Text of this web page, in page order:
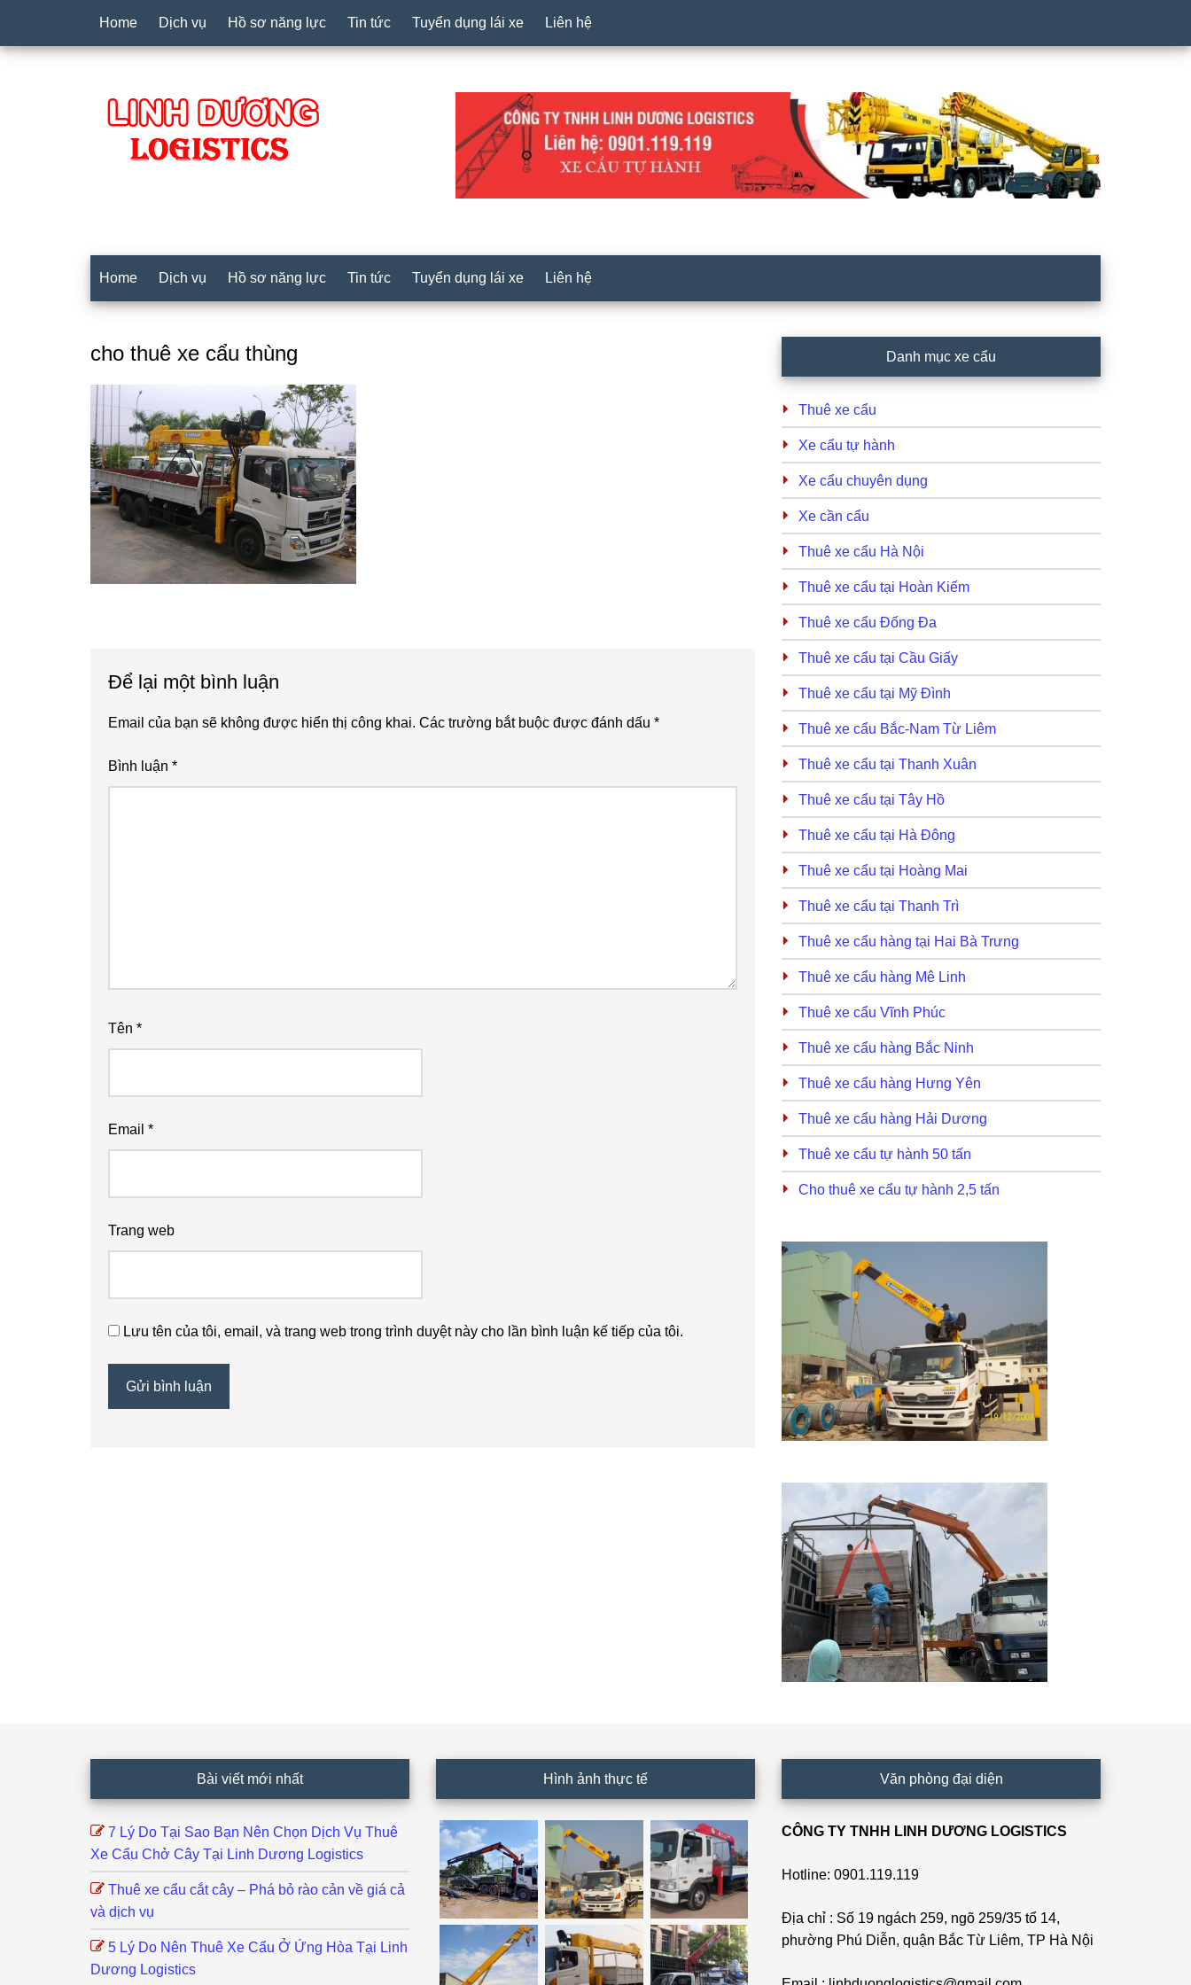
Home Dịch vụ Hồ sơ năng lực Tin tức Tuyển dụng lái xe Liên hệ
Home Dịch vụ Hồ sơ năng lực Tin tức Tuyển dụng lái xe Liên hệ
cho thuê xe cẩu thùng
Interactions
Để lại một bình luận
Email của bạn sẽ không được hiển thị công khai. Các trường bắt buộc được đánh dấu *
Bình luận *
Tên *
Email *
Trang web
Lưu tên của tôi, email, và trang web trong trình duyệt này cho lần bình luận kế tiếp của tôi.
Sidebar
Danh mục xe cẩu
Thuê xe cẩu
Xe cẩu tự hành
Xe cẩu chuyên dụng
Xe cần cẩu
Thuê xe cẩu Hà Nội
Thuê xe cẩu tại Hoàn Kiếm
Thuê xe cẩu Đống Đa
Thuê xe cẩu tại Cầu Giấy
Thuê xe cẩu tại Mỹ Đình
Thuê xe cẩu Bắc-Nam Từ Liêm
Thuê xe cẩu tại Thanh Xuân
Thuê xe cẩu tại Tây Hồ
Thuê xe cẩu tại Hà Đông
Thuê xe cẩu tại Hoàng Mai
Thuê xe cẩu tại Thanh Trì
Thuê xe cẩu hàng tại Hai Bà Trưng
Thuê xe cẩu hàng Mê Linh
Thuê xe cẩu Vĩnh Phúc
Thuê xe cẩu hàng Bắc Ninh
Thuê xe cẩu hàng Hưng Yên
Thuê xe cẩu hàng Hải Dương
Thuê xe cẩu tự hành 50 tấn
Cho thuê xe cẩu tự hành 2,5 tấn
Bài viết mới nhất
7 Lý Do Tại Sao Bạn Nên Chọn Dịch Vụ Thuê
Xe Cẩu Chở Cây Tại Linh Dương Logistics
Thuê xe cẩu cắt cây – Phá bỏ rào cản về giá cả
và dịch vụ
5 Lý Do Nên Thuê Xe Cẩu Ở Ứng Hòa Tại Linh
Dương Logistics
Hình ảnh thực tế Văn phòng đại diện
CÔNG TY TNHH LINH DƯƠNG LOGISTICS
Hotline: 0901.119.119
Địa chỉ : Số 19 ngách 259, ngõ 259/35 tổ 14,
phường Phú Diễn, quận Bắc Từ Liêm, TP Hà Nội